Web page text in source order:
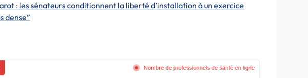
: les sénateurs conditionnent la liberté d’installation à un exercice
dense”